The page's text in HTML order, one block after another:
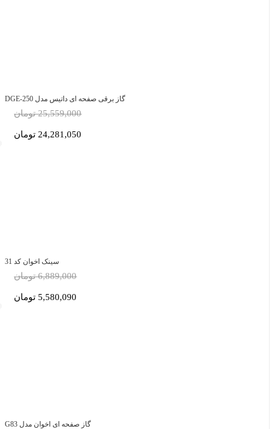
گاز برقی صفحه ای داتیس مدل DGE-250
25,559,000 تومان
24,281,050 تومان
سینک اخوان کد 31
6,889,000 تومان
5,580,090 تومان
گاز صفحه ای اخوان مدل G83